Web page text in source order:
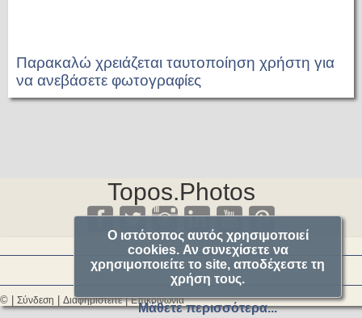
Παρακαλώ χρειάζεται ταυτοποίηση χρήστη για
να ανεβάσετε φωτογραφίες
Topos.Photos
© | Σύνδεση Διαφημιστείτε|Επικοινωνία
Ο ιστότοπος αυτός χρησιμοποιεί
cookies. Αν συνεχίσετε να
χρησιμοποιείτε το site, αποδέχεστε τη
χρήση τους.
Μάθετε περισσότερα...